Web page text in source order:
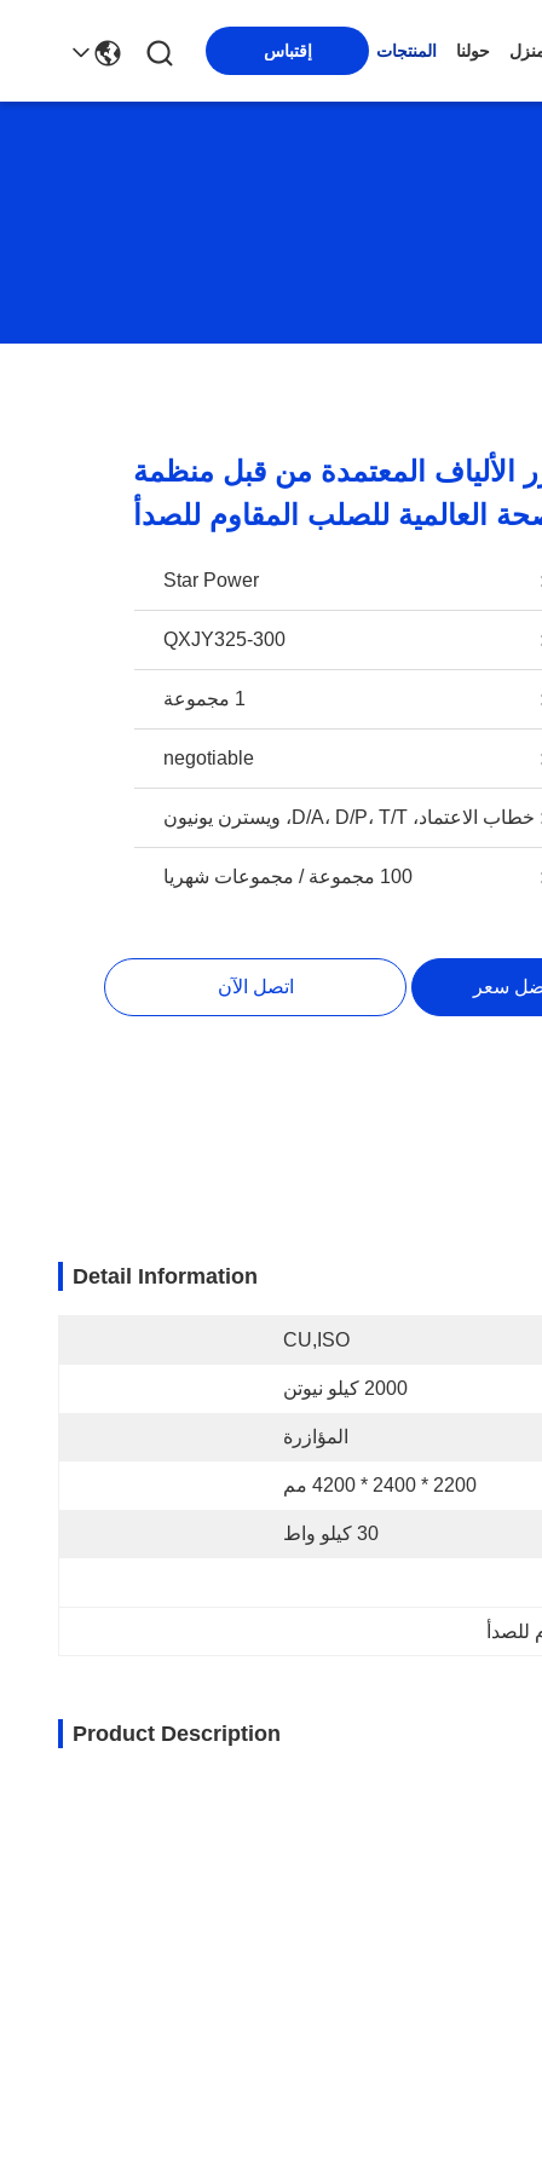
حولنا المنتجات إقتباس
الألياف المعتمدة من قبل منظمة
العالمية للصلب المقاوم للصدأ
Star Power
QXJY325-300
1 مجموعة
negotiable
خطاب الاعتماد، D/A، D/P، T/T، ويسترن يونيون
100 مجموعة / مجموعات شهريا
سعر اتصل الآن
Detail Information
CU,ISO
2000 كيلو نيوتن
المؤازرة
2200 * 2400 * 4200 مم
30 كيلو واط
للصدأ
Product Description